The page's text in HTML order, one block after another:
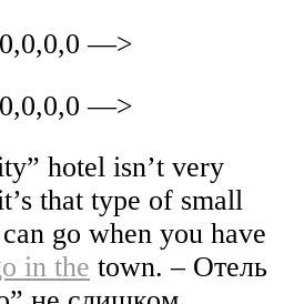
—>
—>
hotel isn’t very
that type of small
go when you have
in the town. – Отель